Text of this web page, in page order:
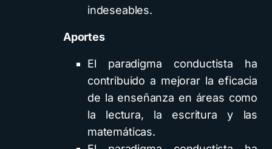
indeseables.
Aportes
El paradigma conductista ha
contribuido a mejorar la eficacia
de la enseñanza en áreas como
la lectura, la escritura y las
matemáticas.